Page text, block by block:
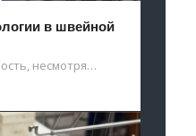
в швейной
несмотря…